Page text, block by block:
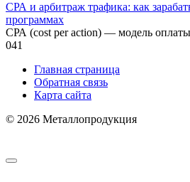
СРА и арбитраж трафика: как
программах
СРА (cost per action) — модель оплаты
041
Главная страница
Обратная связь
Карта сайта
© 2026 Металлопродукция